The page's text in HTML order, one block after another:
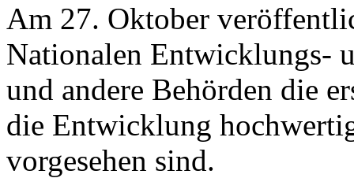
Am 27. Oktober
Nationalen Entwicklungs-
und andere Behörden die
die Entwicklung
vorgesehen sind.